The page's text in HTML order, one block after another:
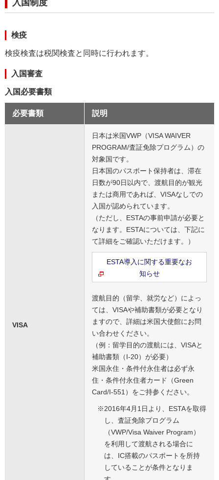
入国制度
検疫
検疫検査は税関検査と同時に行われます。
入国審査
入国必要書類
必要書類 説明
VISA
日本は米国VWP（VISA WAIVER
PROGRAM/査証免除プログラム）の
対象国です。
日本国のパスポート保持者は、滞在
日数が90日以内で、渡航目的が観光
または商用であれば、VISAなしでの
入国が認められています。
（ただし、ESTAの事前申請が必要と
なります。ESTAについては、下記に
て詳細をご確認いただけます。）
ESTA導入に関する重要なお
知らせ
渡航目的（留学、就労など）によっ
ては、VISAや補助書類が必要となり
ますので、詳細は米国大使館にお問
い合わせください。
（例：留学目的の渡航には、VISAと
補助書類（I-20）が必要）
米国永住・条件付永住者は必ず永
住・条件付永住者カード（Green
Card/I-551）をご持参ください。
※2016年4月1日より、ESTAを取得
し、査証免除プログラム
（VWP/Visa Waiver Program）
を利用して渡航される場合に
は、IC搭載のパスポートを所持
していることが条件となりま